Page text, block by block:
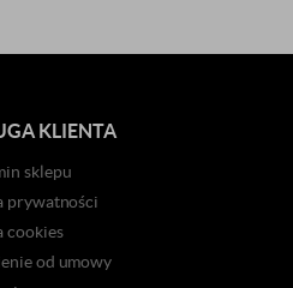
KLIENTA
sklepu
prywatności
cookies
od umowy